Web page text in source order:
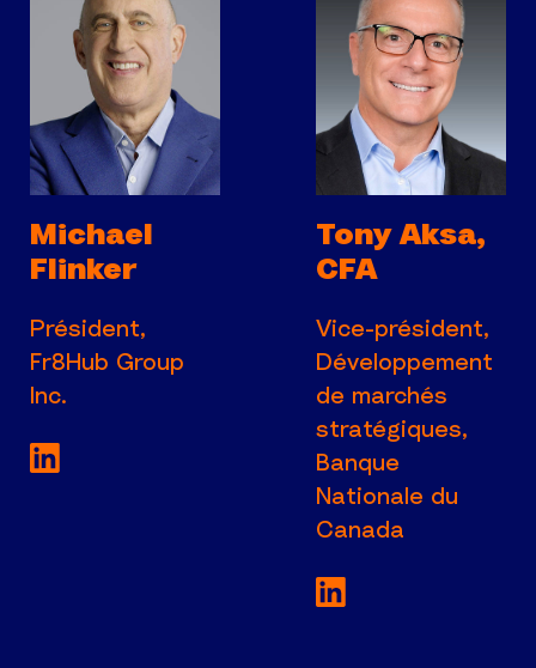
Michael
Flinker
Président,
Fr8Hub Group
Inc.
Voir la page LinkedIn de Président,
Tony Aksa,
CFA
Vice-président,
Développement
de marchés
stratégiques,
Banque
Nationale du
Canada